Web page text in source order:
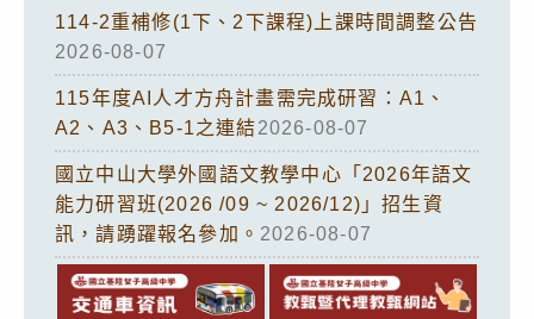
114-2重補修(1下、2下課程)上課時間調整公告
2026-08-07
115年度AI人才方舟計畫需完成研習：A1、
A2、A3、B5-1之連結2026-08-07
國立中山大學外國語文教學中心「2026年語文
能力研習班(2026 /09 ~ 2026/12)」招生資
訊，請踴躍報名參加。 2026-08-07